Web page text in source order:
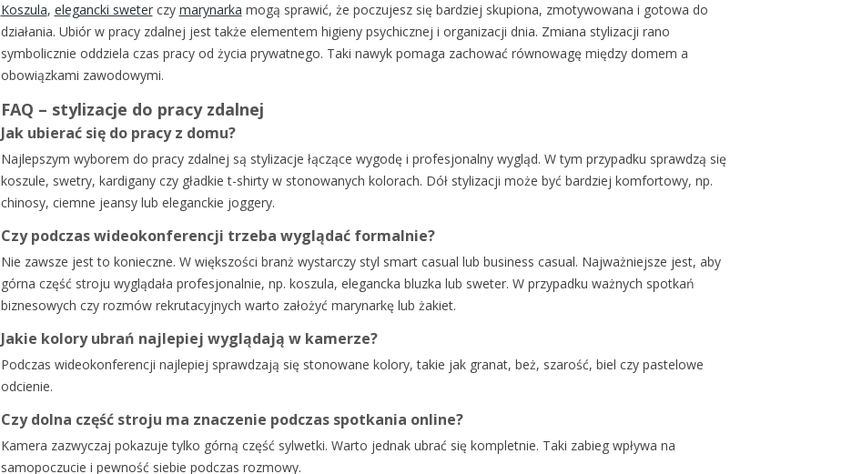
Koszula, elegancki sweterczy marynarka mogą sprawić, że poczujesz się bardziej skupiona, zmotywowana i gotowa do
działania. Ubiór w pracy zdalnej jest także elementem higieny psychicznej i organizacji dnia. Zmiana stylizacji rano
symbolicznie oddziela czas pracy od życia prywatnego. Taki nawyk pomaga zachować równowagę między domem a
obowiązkami zawodowymi.
FAQ – stylizacje do pracy zdalnej
Jak ubierać się do pracy z domu?
Najlepszym wyborem do pracy zdalnej są stylizacje łączące wygodę i profesjonalny wygląd. W tym przypadku sprawdzą się
koszule, swetry, kardigany czy gładkie t-shirty w stonowanych kolorach. Dół stylizacji może być bardziej komfortowy, np.
chinosy, ciemne jeansy lub eleganckie joggery.
Czy podczas wideokonferencji trzeba wyglądać formalnie?
Nie zawsze jest to konieczne. W większości branż wystarczy styl smart casual lub business casual. Najważniejsze jest, aby
górna część stroju wyglądała profesjonalnie, np. koszula, elegancka bluzka lub sweter. W przypadku ważnych spotkań
biznesowych czy rozmów rekrutacyjnych warto założyć marynarkę lub żakiet.
Jakie kolory ubrań najlepiej wyglądają w kamerze?
Podczas wideokonferencji najlepiej sprawdzają się stonowane kolory, takie jak granat, beż, szarość, biel czy pastelowe
odcienie.
Czy dolna część stroju ma znaczenie podczas spotkania online?
Kamera zazwyczaj pokazuje tylko górną część sylwetki. Warto jednak ubrać się kompletnie. Taki zabieg wpływa na
samopoczucie i pewność siebie podczas rozmowy.